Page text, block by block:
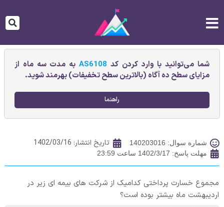
شما می‌توانید با وارد کردن کد AS6108به مدت سه ماه از
مزایای سطح ده آگاه (بالاترین سطح تخفیفات) بهرمند شوید.
راهنما
شماره سوال: 140203016 تاریخ انتشار: 1402/03/16
مهلت پاسخ: 1402/3/17 ساعت 23:59
مجموع خسارت پرداختی کدامیک از شرکت های بیمه ای زیر در
اردیبهشت ماه بیشتر بوده است؟